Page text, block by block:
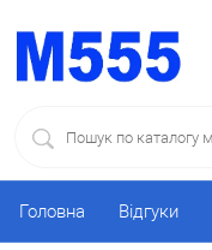
Головна Відгуки